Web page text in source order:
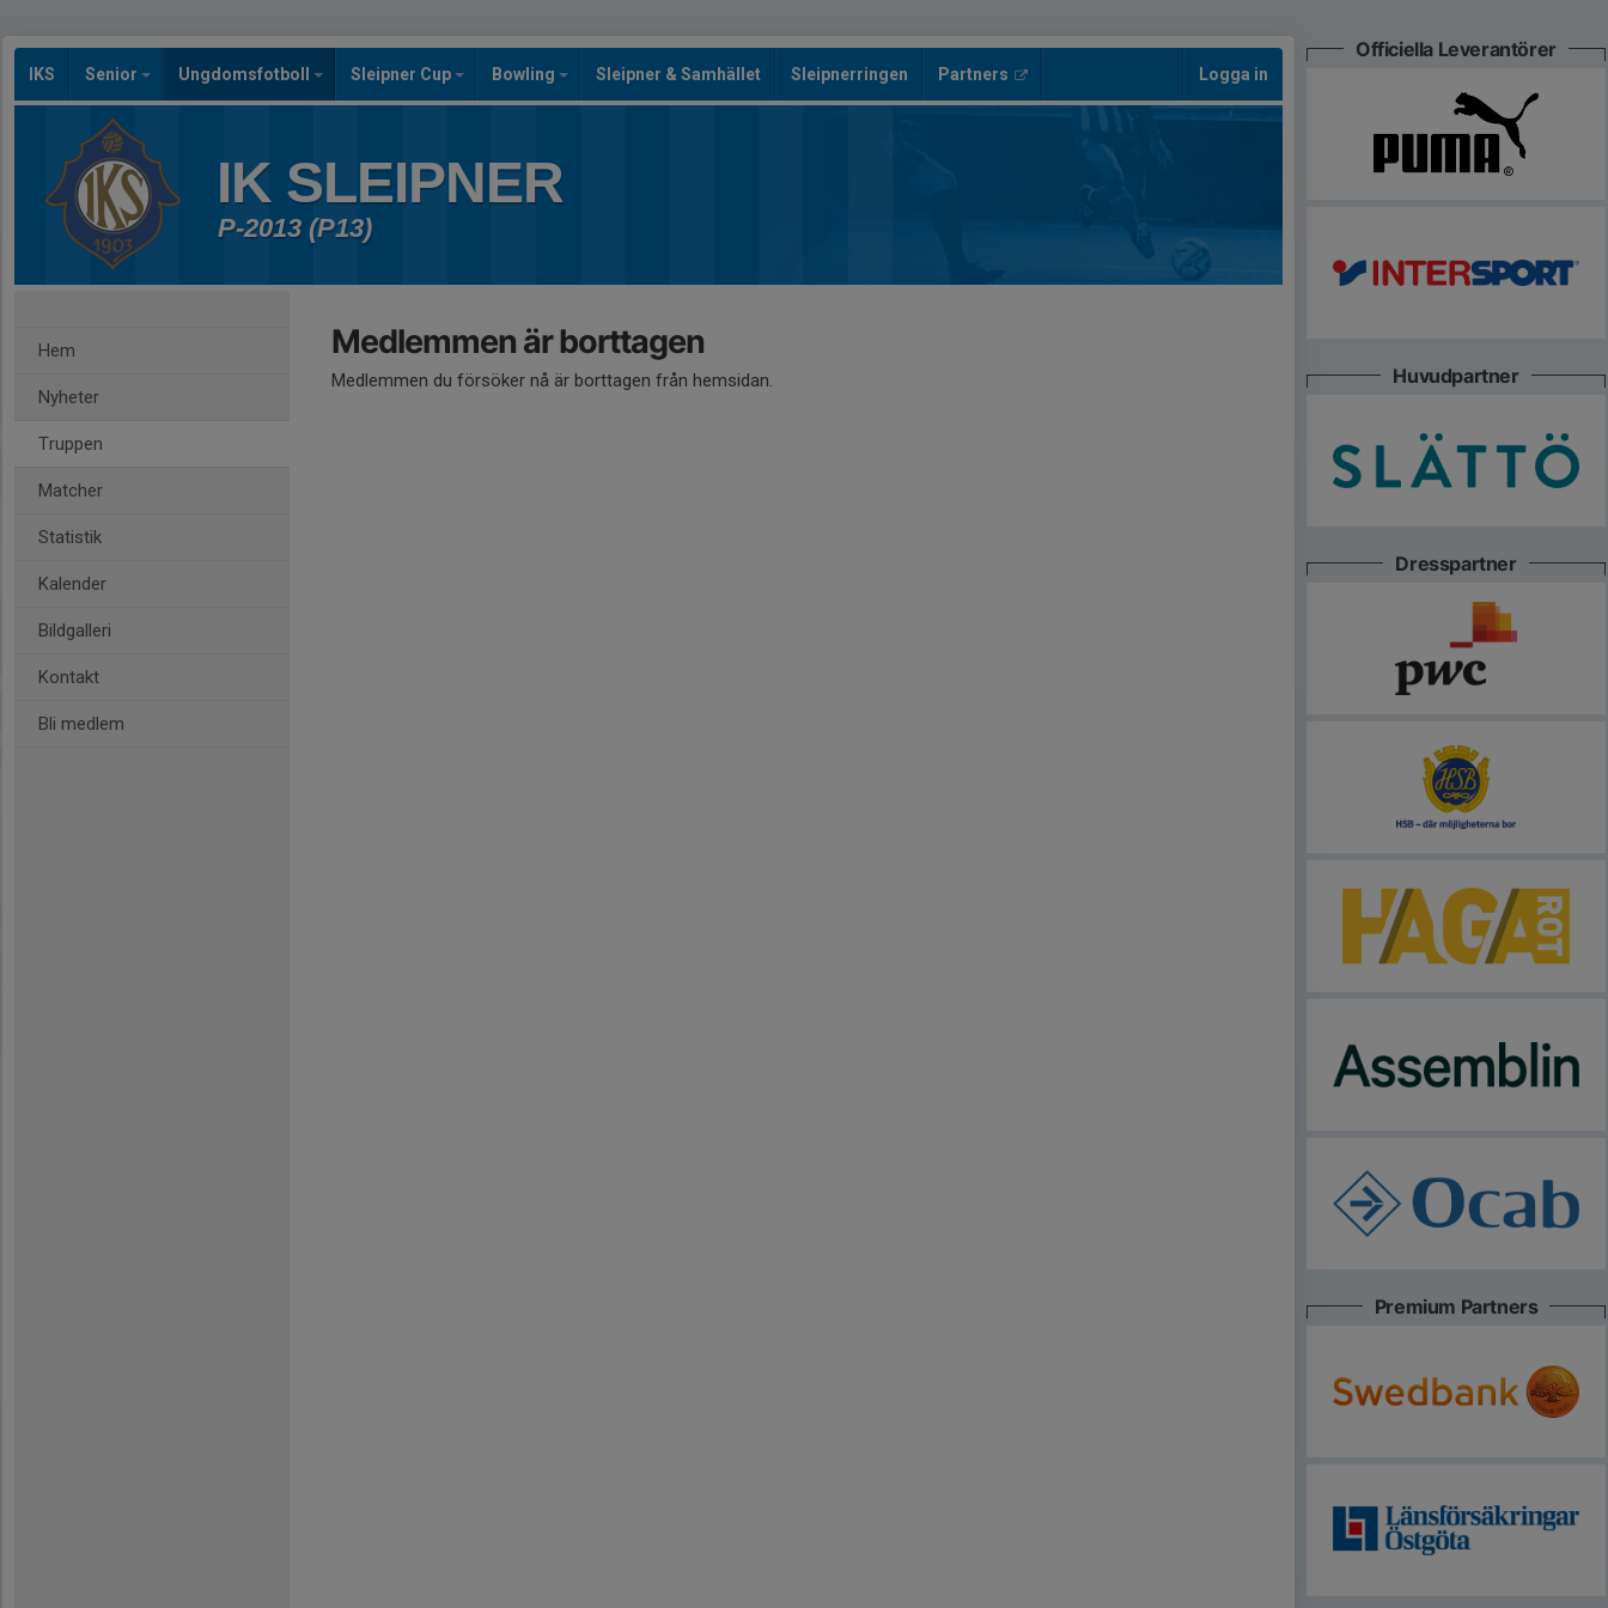
IKS Senior Ungdomsfotboll Sleipner Cup Bowling Sleipner & Samhället Sleipnerringen Partners Logga in
IK SLEIPNER
P-2013 (P13)
Hem
Nyheter
Truppen
Matcher
Statistik
Kalender
Bildgalleri
Kontakt
Bli medlem
Medlemmen är borttagen
Medlemmen du försöker nå är borttagen från hemsidan.
Officiella Leverantörer
Huvudpartner
Dresspartner
Premium Partners